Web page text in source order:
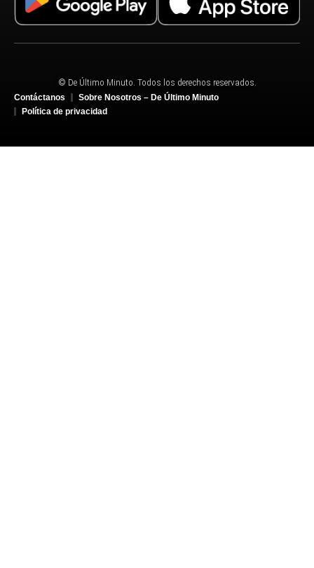
© De Último Minuto. Todos los derechos reservados.
Contáctanos
Sobre Nosotros – De Último Minuto
Política de privacidad